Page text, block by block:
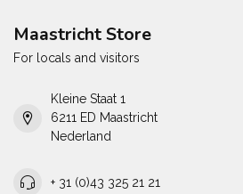
Maastricht Store
For locals and visitors
Kleine Staat 1
6211 ED Maastricht
Nederland
+ 31 (0)43 325 21 21